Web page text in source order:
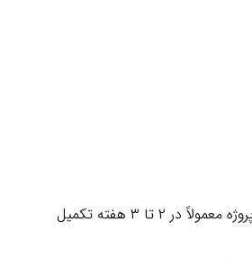
ما در رایا اپ، فرآیند را به گونه‌ای طراحی کرده‌ایم که از پیچیدگی‌ های رایج دوری کند و بر شفافیت تمرکز نماید. کل پروژه معمولاً در ۲ تا ۳ هفته تکمیل